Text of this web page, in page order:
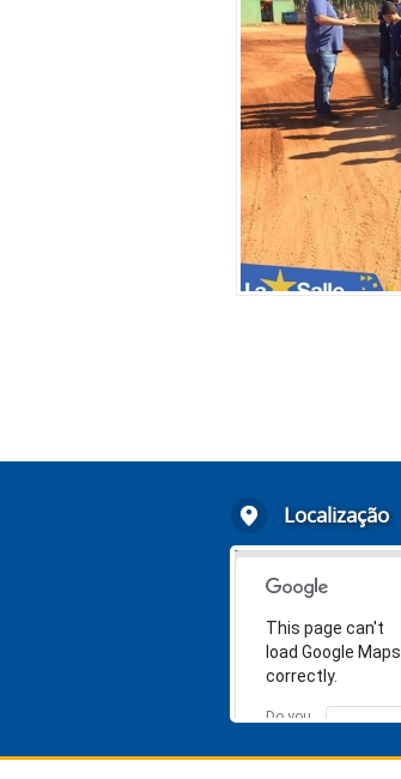
Localização
This page can't
load Google Maps
correctly.
Do you
website?
OK